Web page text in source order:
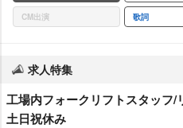
CM出演 歌詞
求人特集
工場内フォークリフトスタッフ/
土日祝休み